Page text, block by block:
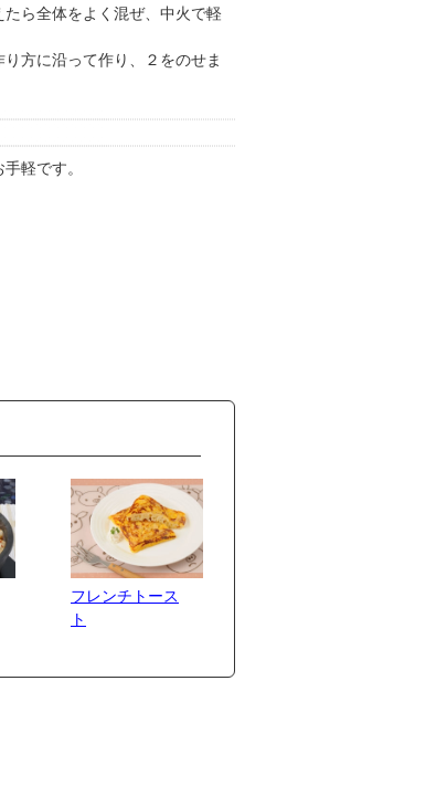
ら全体をよく混ぜ、中火で軽
方に沿って作り、２をのせま
軽です。
フレンチトース
ト